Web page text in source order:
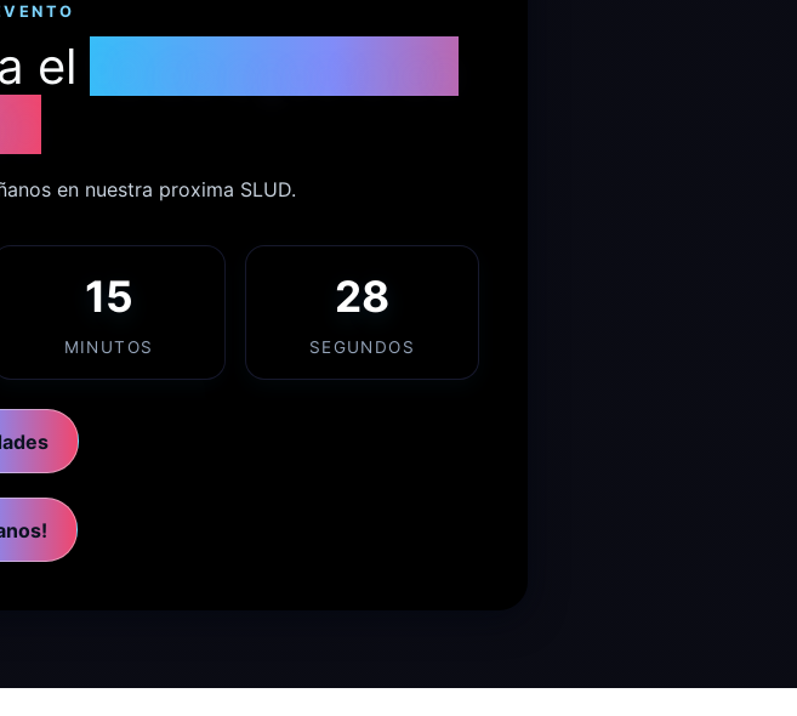
el
en nuestra proxima SLUD.
15
MINUTOS
27
SEGUNDOS